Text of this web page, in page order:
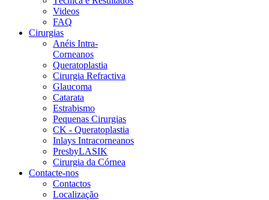
Videos
FAQ
Cirurgias
Anéis Intra-
Corneanos
Queratoplastia
Cirurgia Refractiva
Glaucoma
Catarata
Estrabismo
Pequenas Cirurgias
CK - Queratoplastia
Inlays Intracorneanos
PresbyLASIK
Cirurgia da Córnea
Contacte-nos
Contactos
Localização